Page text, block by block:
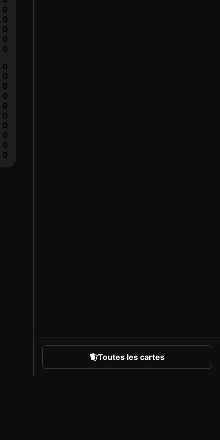
0
0
0
0
0
0
0
0
0
0
0
0
0
0
0
Toutes les cartes